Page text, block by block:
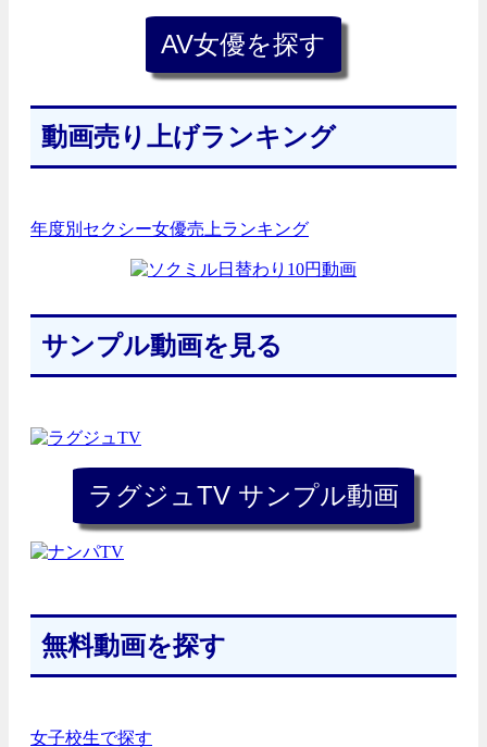
動画売り上げランキング
年度別セクシー女優売上ランキング
サンプル動画を見る
無料動画を探す
女子校生で探す